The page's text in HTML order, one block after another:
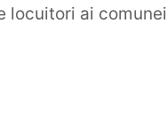
locuitori ai comunei